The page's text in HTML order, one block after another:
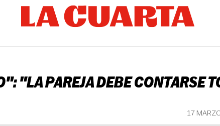
"LA PAREJA DEBE CONTARSE
17